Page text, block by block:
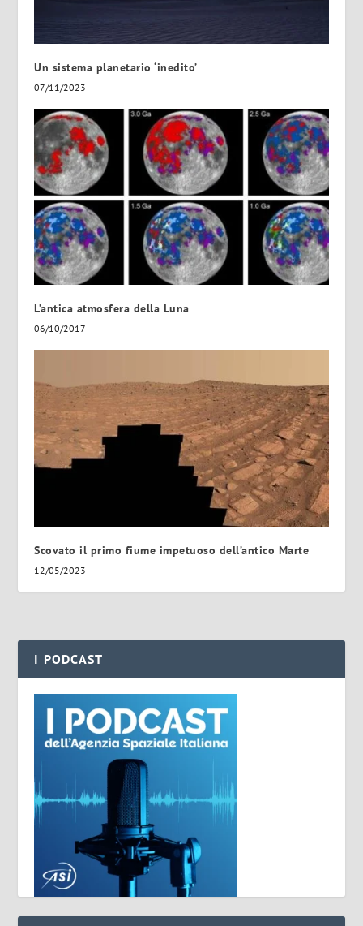
Un sistema planetario ‘inedito’
07/11/2023
L’antica atmosfera della Luna
06/10/2017
Scovato il primo fiume impetuoso dell’antico Marte
12/05/2023
I PODCAST